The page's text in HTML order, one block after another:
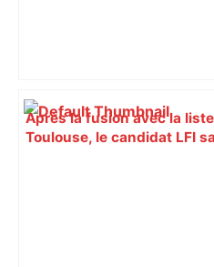
Après la fusion avec la
Toulouse, le candidat LFI